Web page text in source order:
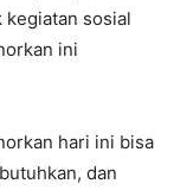
kegiatan sosial
ini
hari ini bisa
dan